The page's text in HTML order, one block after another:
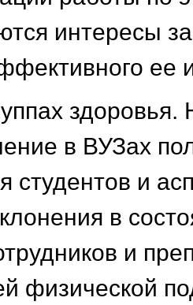
интересы
ее
в ВУЗах
студентов и
в
и
физической